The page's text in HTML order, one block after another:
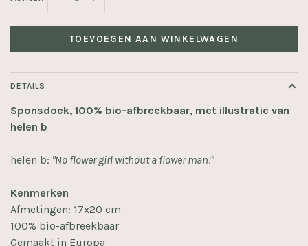
TOEVOEGEN AAN WINKELWAGEN
DETAILS
Sponsdoek, 100% bio-afbreekbaar, met illustratie van
helen b
helen b: "No flower girl without a flower man!"
Kenmerken
Afmetingen: 17x20 cm
100% bio-afbreekbaar
Gemaakt in Europa